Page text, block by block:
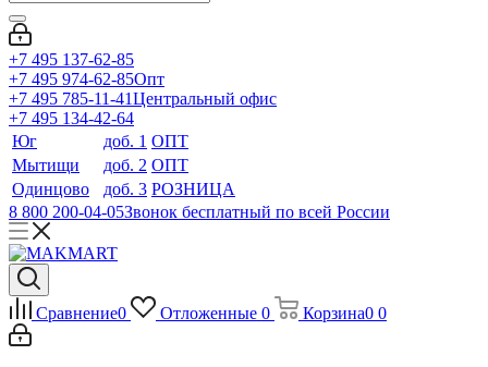
+7 495 137-62-85
+7 495 974-62-85Опт
+7 495 785-11-41Центральный офис
+7 495 134-42-64
Юг
доб. 1 ОПТ
Мытищи
доб. 2 ОПТ
Одинцово
доб. 3 РОЗНИЦА
8 800 200-04-05Звонок бесплатный по всей России
Сравнение0 Отложенные 0 Корзина0 0